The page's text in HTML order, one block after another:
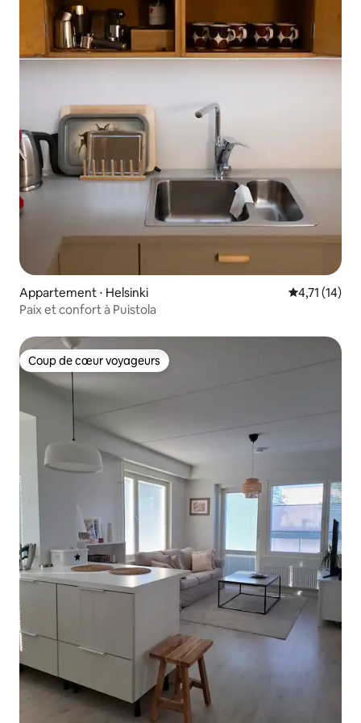
Appartement ⋅ Helsinki Évaluation
4,71 (14)
Paix et confort à Puistola
Coup de cœur voyageurs
Coup de cœur voyageurs